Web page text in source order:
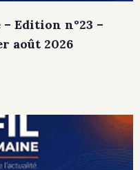
Edition n°23 –
août 2026